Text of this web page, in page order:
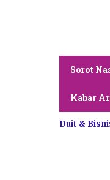
konten
Sorot
Kabar
Duit &